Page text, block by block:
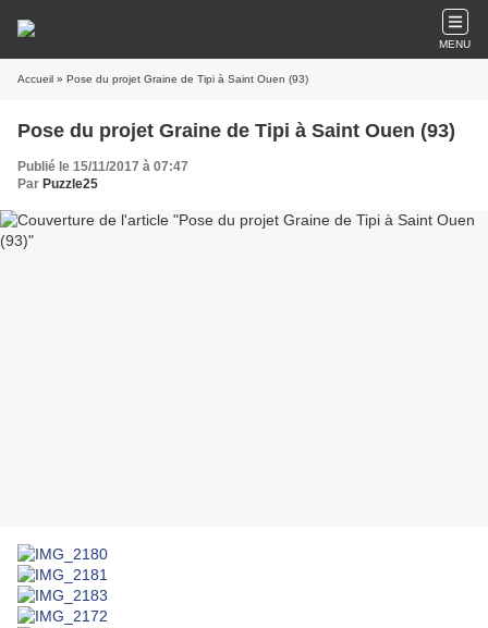
MENU
Accueil » Pose du projet Graine de Tipi à Saint Ouen (93)
Pose du projet Graine de Tipi à Saint Ouen (93)
Publié le 15/11/2017 à 07:47
Par Puzzle25